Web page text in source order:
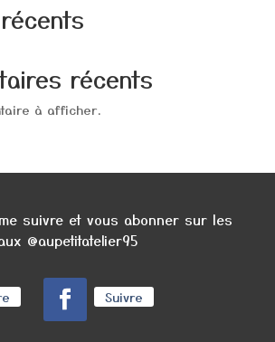
récents
à afficher.
suivre et vous abonner sur les
@aupetitatelier95
Suivre